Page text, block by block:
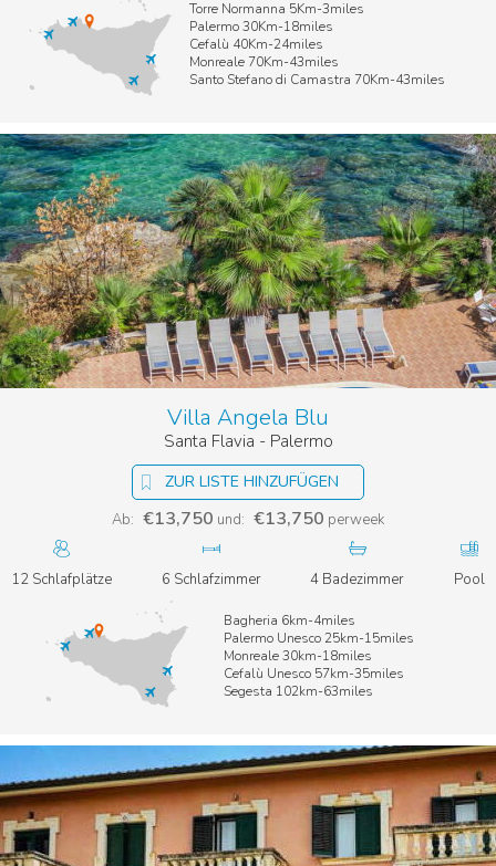
Torre Normanna 5Km-3miles
Palermo 30Km-18miles
Cefalù 40Km-24miles
Monreale 70Km-43miles
Santo Stefano di Camastra 70Km-43miles
ZUR LISTE HINZUFÜGEN
Villa Angela Blu
Santa Flavia - Palermo
Ab: €13,750 und: €13,750 perweek
12 Schlafplätze 6 Schlafzimmer 4 Badezimmer Pool
Bagheria 6km-4miles
Palermo Unesco 25km-15miles
Monreale 30km-18miles
Cefalù Unesco 57km-35miles
Segesta 102km-63miles